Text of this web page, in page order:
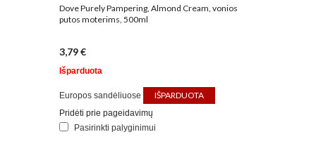
Dove Purely Pampering, Almond Cream, vonios
putos moterims, 500ml
3,79 €
Išparduota
Europos sandėliuose IŠPARDUOTA
Pridėti prie pageidavimų
Pasirinkti palyginimui